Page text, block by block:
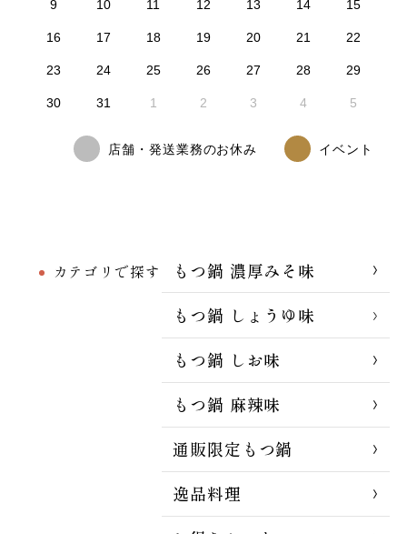
カテゴリで探す
もつ鍋 濃厚みそ味
もつ鍋 しょうゆ味
もつ鍋 しお味
もつ鍋 麻辣味
通販限定もつ鍋
逸品料理
9 10 11 12 13 14 15
16 17 18 19 20 21 22
23 24 25 26 27 28 29
30 31 1 2 3 4 5
店舗・発送業務のお休み イベント